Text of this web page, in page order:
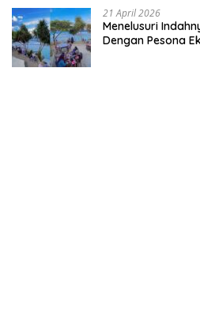
21 April 2026
Menelusuri
Dengan Pesona